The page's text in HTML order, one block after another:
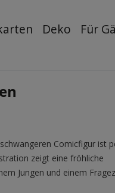
Deko Für
Comicfigur ist
zeigt eine fröhliche
Jungen und einem